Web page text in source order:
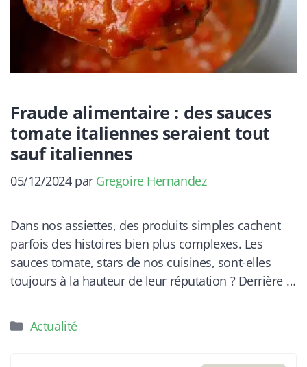
Fraude alimentaire : des sauces
tomate italiennes seraient tout
sauf italiennes
05/12/2024 par Gregoire Hernandez
Dans nos assiettes, des produits simples cachent
parfois des histoires bien plus complexes. Les
sauces tomate, stars de nos cuisines, sont-elles
toujours à la hauteur de leur réputation ? Derrière …
Catégories
Actualité